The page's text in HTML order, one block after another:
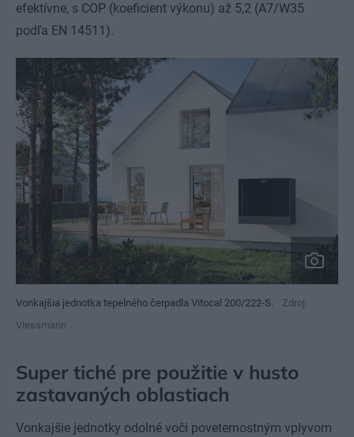
efektívne, s COP (koeficient výkonu) až 5,2 (A7/W35
podľa EN 14511).
Vonkajšia jednotka tepelného čerpadla Vitocal 200/222-S.
Zdroj:
Viessmann
Super tiché pre použitie v husto
zastavaných oblastiach
Vonkajšie jednotky odolné voči poveternostným vplyvom